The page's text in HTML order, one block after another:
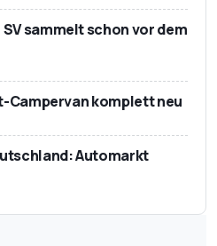
sammelt schon vor dem
Campervan komplett neu
Automarkt